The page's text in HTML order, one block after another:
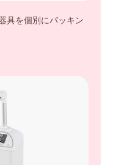
具を個別にパッキン